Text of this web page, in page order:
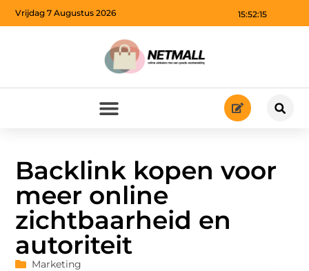
15:52:16
Vrijdag 7 Augustus 2026
Backlink kopen voor
meer online
zichtbaarheid en
autoriteit
Marketing